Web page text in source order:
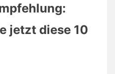
jetzt diese 10